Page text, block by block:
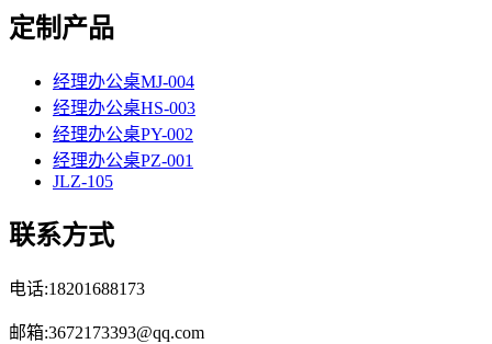
定制产品
经理办公桌MJ-004
经理办公桌HS-003
经理办公桌PY-002
经理办公桌PZ-001
JLZ-105
联系方式
电话:18201688173
邮箱:3672173393@qq.com